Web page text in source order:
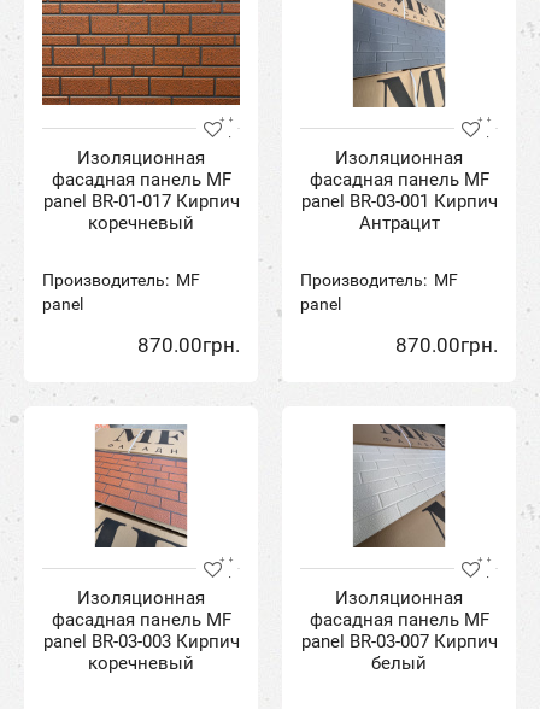
Изоляционная
фасадная панель MF
panel BR-01-017 Кирпич
коречневый
Производитель: MF
panel
870.00грн.
Изоляционная
фасадная панель MF
panel BR-03-001 Кирпич
Антрацит
Производитель: MF
panel
870.00грн.
Изоляционная
фасадная панель MF
panel BR-03-003 Кирпич
коречневый
Изоляционная
фасадная панель MF
panel BR-03-007 Кирпич
белый